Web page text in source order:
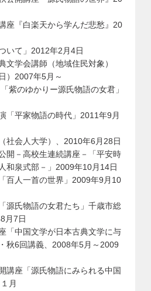
座『白楽天から学んだ悲愁』20
いて」2012年2月4日
文学会講師（地域住民対象）
）2007年5月～
紫のゆかりー源氏物語の女君」
「平家物語の時代」2011年9月
社会人大学）、2010年6月28日
開－高校生連続講座－「平安時
和泉式部－」2009年10月14日
百人一首の世界」2009年9月10
源氏物語の女君たち」千歳市総
月7日
「中国文学が日本古典文学に与
秋6回講義、2008年5月～2009
講座「源氏物語にみられる中国
月